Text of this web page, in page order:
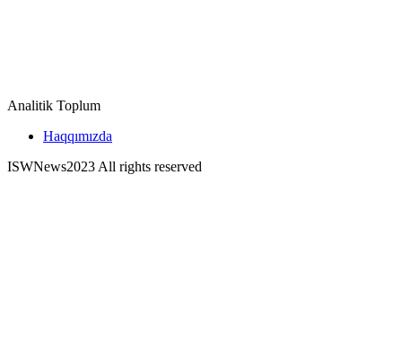
Analitik Toplum
Haqqımızda
ISWNews2023 All rights reserved